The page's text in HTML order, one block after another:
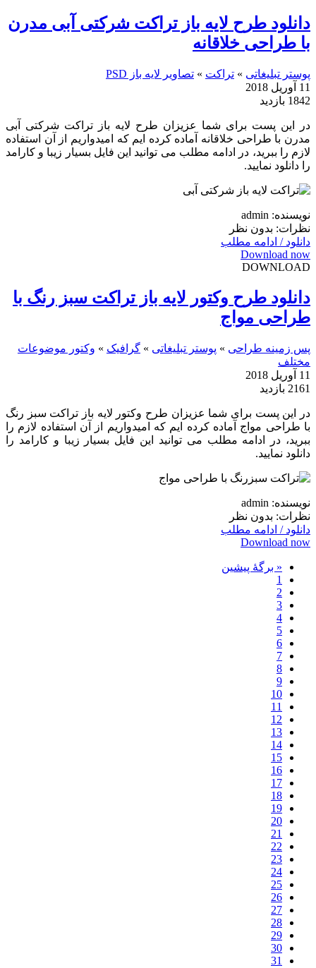
دانلود طرح لایه باز تراکت شرکتی آبی مدرن
با طراحی خلاقانه
پوستر تبلیغاتی » تراکت » تصاویر لایه باز PSD
11 آوریل 2018
1842 بازدید
در این پست برای شما عزیزان طرح لایه باز تراکت شرکتی آبی
مدرن با طراحی خلاقانه آماده کرده ایم که امیدواریم از آن استفاده
لازم را ببرید، در ادامه مطلب می توانید این فایل بسیار زیبا و کارامد
را دانلود نمایید.
نویسنده: admin
نظرات: بدون نظر
دانلود / ادامه مطلب
Download now
DOWNLOAD
دانلود طرح وکتور لایه باز تراکت سبز رنگ با
طراحی مواج
پس زمینه طراحی » پوستر تبلیغاتی » گرافیک » وکتور موضوعات
مختلف
11 آوریل 2018
2161 بازدید
در این پست برای شما عزیزان طرح وکتور لایه باز تراکت سبز رنگ
با طراحی مواج آماده کرده ایم که امیدواریم از آن استفاده لازم را
ببرید، در ادامه مطلب می توانید این فایل بسیار زیبا و کارامد را
دانلود نمایید.
نویسنده: admin
نظرات: بدون نظر
دانلود / ادامه مطلب
Download now
« برگه‌ٔ پیشین
1
2
3
4
5
6
7
8
9
10
11
12
13
14
15
16
17
18
19
20
21
22
23
24
25
26
27
28
29
30
31